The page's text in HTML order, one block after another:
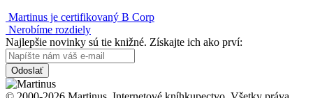
Martinus je certifikovaný B Corp
Nerobíme rozdiely
Najlepšie novinky sú tie knižné. Získajte ich ako prví:
Odoslať